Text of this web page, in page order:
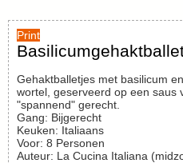
Print
Gehaktballetjes met basilicum en rozemarijn wordt, met wat
wortel, geserveerd op een saus
"spannend" gerecht.
Gang: Bijgerecht
Keuken: Italiaans
Voor: 8 Personen
Auteur: La Cucina Italiana